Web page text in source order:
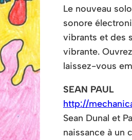
Le nouveau
sonore
vibrants et des
vibrante.
laissez-vous
SEAN PAUL
http://
Sean Dunal et
naissance à un